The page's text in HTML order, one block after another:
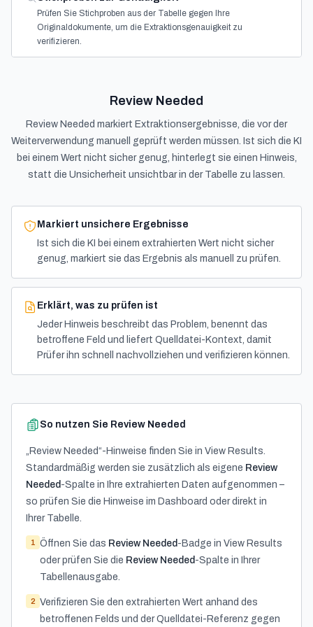
Prüfen Sie Stichproben aus der Tabelle gegen Ihre
Originaldokumente, um die Extraktionsgenauigkeit zu
verifizieren.
Review Needed
Review Needed markiert Extraktionsergebnisse, die vor der
Weiterverwendung manuell geprüft werden müssen. Ist sich die KI
bei einem Wert nicht sicher genug, hinterlegt sie einen Hinweis,
statt die Unsicherheit unsichtbar in der Tabelle zu lassen.
Markiert unsichere Ergebnisse
Ist sich die KI bei einem extrahierten Wert nicht sicher
genug, markiert sie das Ergebnis als manuell zu prüfen.
Erklärt, was zu prüfen ist
Jeder Hinweis beschreibt das Problem, benennt das
betroffene Feld und liefert Quelldatei-Kontext, damit
Prüfer ihn schnell nachvollziehen und verifizieren können.
So nutzen Sie Review Needed
„Review Needed“-Hinweise finden Sie in View Results.
Standardmäßig werden sie zusätzlich als eigene Review
Needed-Spalte in Ihre extrahierten Daten aufgenommen –
so prüfen Sie die Hinweise im Dashboard oder direkt in
Ihrer Tabelle.
1 Öffnen Sie das Review Needed-Badge in View Results
oder prüfen Sie die Review Needed-Spalte in Ihrer
Tabellenausgabe.
2 Verifizieren Sie den extrahierten Wert anhand des
betroffenen Felds und der Quelldatei-Referenz gegen